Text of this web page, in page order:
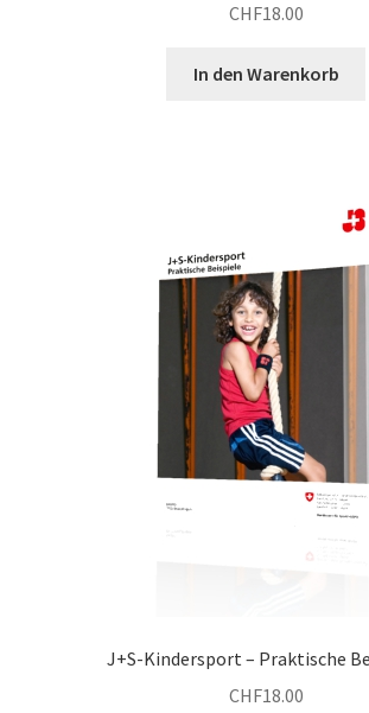
CHF18.00
In den Warenkorb
J+S-Kindersport – Praktische
CHF18.00